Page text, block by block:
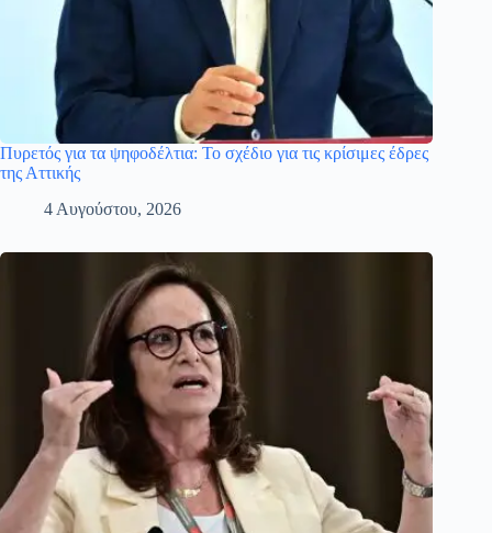
Πυρετός για τα ψηφοδέλτια: Το σχέδιο για τις κρίσιμες έδρες
της Αττικής
4 Αυγούστου, 2026